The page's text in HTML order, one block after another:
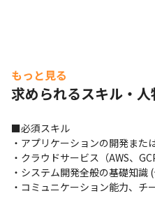
もっと見る
求められるスキル・人
■必須スキル
・アプリケーションの開発また
・クラウドサービス（AWS、
・システム開発全般の基礎知識
・コミュニケーション能力、チ